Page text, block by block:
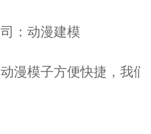
：动漫建模
模子方便快捷，我们